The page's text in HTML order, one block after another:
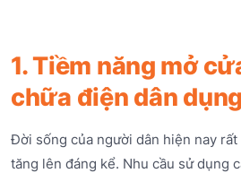
1. Tiềm năng mở
chữa điện dân dụng
Đời sống của người dân hiện nay
tăng lên đáng kể. Nhu cầu sử dụng